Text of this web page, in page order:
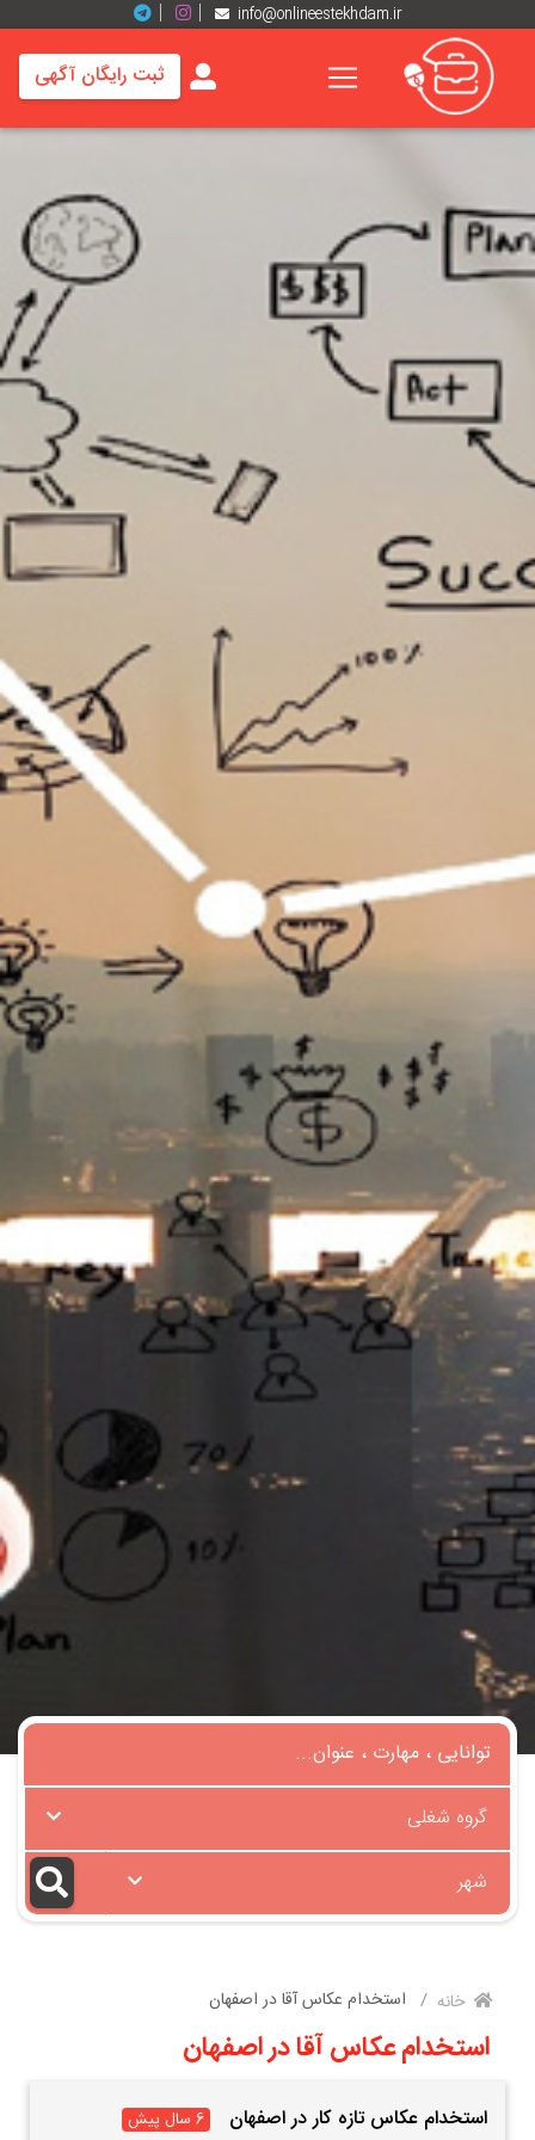
info@onlineestekhdam.ir
خانه
شغلی
برند
رزومه
ها
اخبار
تماس
با
ثبت رایگان آگهی
گروه شغلی
شهر
خانه استخدام عکاس آقا در اصفهان
استخدام عکاس آقا در اصفهان
استخدام عکاس تازه کار در اصفهان 6 سال پیش